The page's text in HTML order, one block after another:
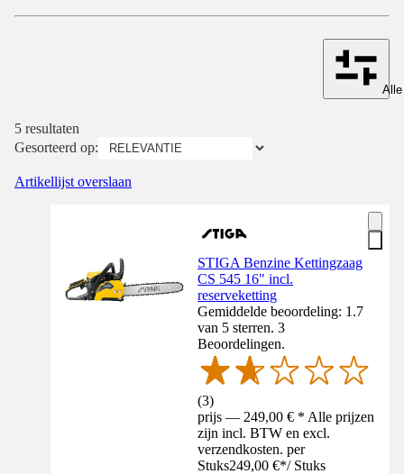
5 resultaten
Gesorteerd op:
Artikellijst overslaan
STIGA Benzine Kettingzaag
CS 545 16" incl.
reserveketting
Gemiddelde beoordeling: 1.7
van 5 sterren. 3
Beoordelingen.
(3)
prijs — 249,00 € * Alle prijzen
zijn incl. BTW en excl.
verzendkosten. per
Stuks249,00 €*/ Stuks